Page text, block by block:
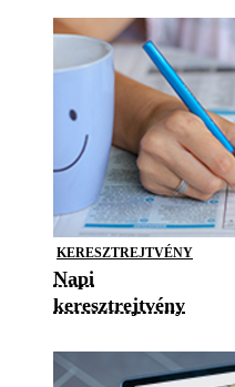
KERESZTREJTVÉNY
Napi
keresztrejtvény